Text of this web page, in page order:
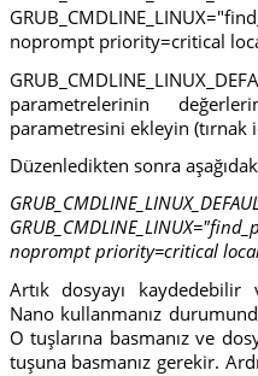
noprompt priority=critical
parametrelerinin
parametresini ekleyin (tırnak
Düzenledikten sonra aşağıdaki
noprompt priority=critical
Artık dosyayı kaydedebilir
Nano kullanmanız
O tuşlarına basmanız ve
tuşuna basmanız gerekir.